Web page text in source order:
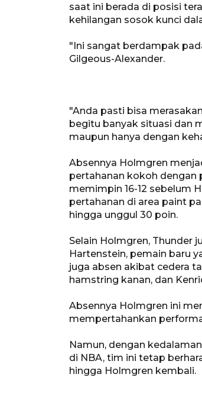
saat ini berada di posisi
kehilangan sosok kunci
"Ini sangat berdampak
Gilgeous-Alexander.
"Anda pasti bisa
begitu banyak situasi dan
maupun hanya dengan
Absennya Holmgren
pertahanan kokoh dengan
memimpin 16-12 sebelum
pertahanan di area paint
hingga unggul 30 poin.
Selain Holmgren, Thunder
Hartenstein, pemain baru
juga absen akibat cedera
hamstring kanan, dan
Absennya Holmgren ini
mempertahankan
Namun, dengan
di NBA, tim ini tetap
hingga Holmgren kembali.